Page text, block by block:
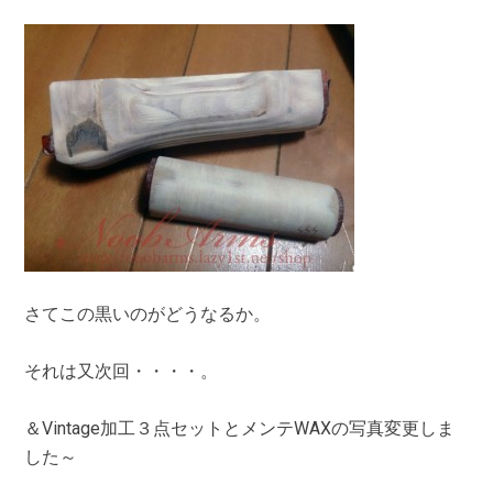
さてこの黒いのがどうなるか。
それは又次回・・・・。
＆Vintage加工３点セットとメンテWAXの写真変更しま
した～